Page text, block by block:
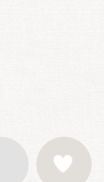
お気に入りに登